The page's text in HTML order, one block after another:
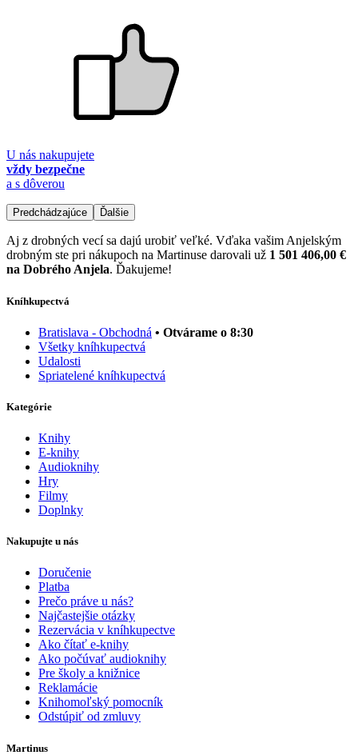
U nás nakupujete
vždy bezpečne
a s dôverou
Predchádzajúce Ďalšie
Aj z drobných vecí sa dajú urobiť veľké. Vďaka vašim Anjelským
drobným ste pri nákupoch na Martinuse darovali už 1 501 406,00 €
na Dobrého Anjela. Ďakujeme!
Kníhkupectvá
Bratislava - Obchodná • Otvárame o 8:30
Všetky kníhkupectvá
Udalosti
Spriatelené kníhkupectvá
Kategórie
Knihy
E-knihy
Audioknihy
Hry
Filmy
Doplnky
Nakupujte u nás
Doručenie
Platba
Prečo práve u nás?
Najčastejšie otázky
Rezervácia v kníhkupectve
Ako čítať e-knihy
Ako počúvať audioknihy
Pre školy a knižnice
Reklamácie
Knihomoľský pomocník
Odstúpiť od zmluvy
Martinus